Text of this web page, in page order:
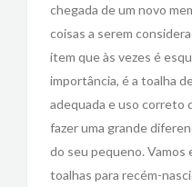
chegada de um novo
coisas a serem
item que às vezes é
importância, é a toalha
adequada e uso correto
fazer uma grande
do seu pequeno. Vamos
toalhas para recém-